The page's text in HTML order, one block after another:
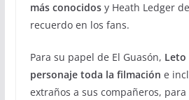
más conocidosy Heath Ledger
recuerdo en los fans.
Para su papel de El Guasón, Leto
personaje toda la filmación e
extraños a sus compañeros,